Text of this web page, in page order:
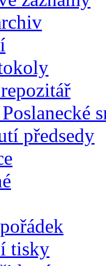
předsedy
tisky